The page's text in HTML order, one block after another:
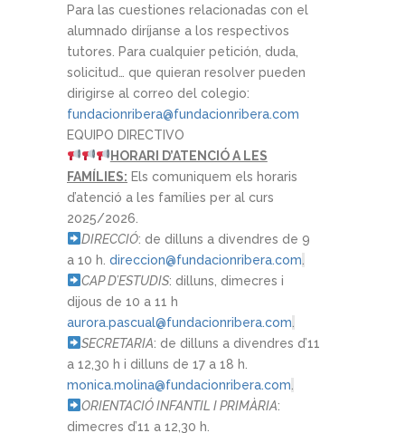
Para las cuestiones relacionadas con el
alumnado diríjanse a los respectivos
tutores. Para cualquier petición, duda,
solicitud… que quieran resolver pueden
dirigirse al correo del colegio:
fundacionribera@fundacionribera.com
EQUIPO DIRECTIVO
HORARI D’ATENCIÓ A LES
FAMÍLIES: Els comuniquem els horaris
d’atenció a les famílies per al curs
2025/2026.
DIRECCIÓ: de dilluns a divendres de 9
a 10 h. direccion@fundacionribera.com
CAP D’ESTUDIS: dilluns, dimecres i
dijous de 10 a 11 h
aurora.pascual@fundacionribera.com
SECRETARIA: de dilluns a divendres d’11
a 12,30 h i dilluns de 17 a 18 h.
monica.molina@fundacionribera.com
ORIENTACIÓ INFANTIL I PRIMÀRIA:
dimecres d’11 a 12,30 h.